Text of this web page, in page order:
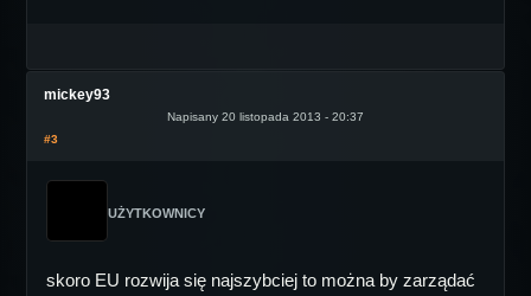
mickey93
Napisany 20 listopada 2013 - 20:37
#3
UŻYTKOWNICY
skoro EU rozwija się najszybciej to można by zarządać